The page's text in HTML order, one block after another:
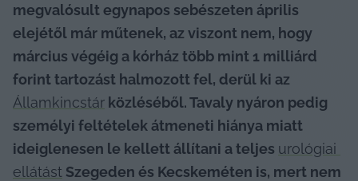
megvalósult egynapos sebészeten április
elejétől már műtenek, az viszont nem, hogy
március végéig a kórház több mint 1 milliárd
Államkincstár közléséből. Tavaly nyáron pedig
személyi feltételek átmeneti hiánya miatt
ideiglenesen le kellett állítani a teljes urológiai
ellátást Szegeden és Kecskeméten is, mert nem